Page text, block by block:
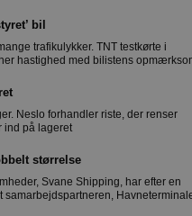
bil
trafikulykker. TNT testkørte i
hastighed med bilistens
Neslo forhandler riste, der renser
ind på lageret
størrelse
Svane Shipping, har efter en